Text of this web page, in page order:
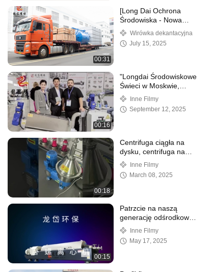
00:31
[Long Dai Ochrona
Środowiska - Nowa
Podróż w Przyszłość]
Wirówka dekantacyjna
July 15, 2025
00:16
"Longdai Środowiskowe
Świeci w Moskwie,
tworząc nowe
osiągnięcia na scenie
międzynarodowej"
Inne Filmy
September 12, 2025
00:18
Centrifuga ciągła na
dysku, centrifuga na
dysku stożkowym
Inne Filmy
March 08, 2025
00:15
Patrzcie na naszą
generację odśrodkowo-
zapalników!
Inne Filmy
May 17, 2025